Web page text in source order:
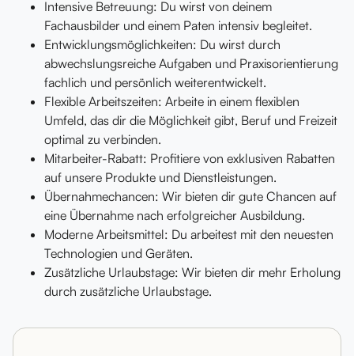
Intensive Betreuung: Du wirst von deinem
Fachausbilder und einem Paten intensiv begleitet.
Entwicklungsmöglichkeiten: Du wirst durch
abwechslungsreiche Aufgaben und Praxisorientierung
fachlich und persönlich weiterentwickelt.
Flexible Arbeitszeiten: Arbeite in einem flexiblen
Umfeld, das dir die Möglichkeit gibt, Beruf und Freizeit
optimal zu verbinden.
Mitarbeiter-Rabatt: Profitiere von exklusiven Rabatten
auf unsere Produkte und Dienstleistungen.
Übernahmechancen: Wir bieten dir gute Chancen auf
eine Übernahme nach erfolgreicher Ausbildung.
Moderne Arbeitsmittel: Du arbeitest mit den neuesten
Technologien und Geräten.
Zusätzliche Urlaubstage: Wir bieten dir mehr Erholung
durch zusätzliche Urlaubstage.